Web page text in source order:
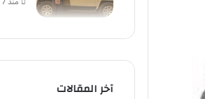
آخر المقالات